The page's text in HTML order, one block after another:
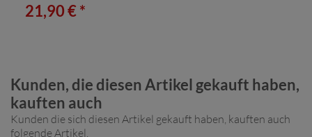
21,90 € *
Kunden, die diesen Artikel gekauft haben,
kauften auch
Kunden die sich diesen Artikel gekauft haben, kauften auch
folgende Artikel.